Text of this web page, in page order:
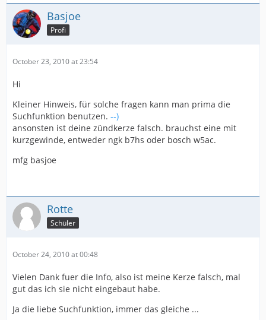
Basjoe
Profi
October 23, 2010 at 23:54
Hi
Kleiner Hinweis, für solche fragen kann man prima die
Suchfunktion benutzen. --)
ansonsten ist deine zündkerze falsch. brauchst eine mit
kurzgewinde, entweder ngk b7hs oder bosch w5ac.
mfg basjoe
Rotte
Schüler
October 24, 2010 at 00:48
Vielen Dank fuer die Info, also ist meine Kerze falsch, mal
gut das ich sie nicht eingebaut habe.
Ja die liebe Suchfunktion, immer das gleiche ...